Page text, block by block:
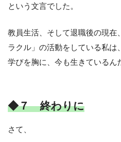
という文言でした。
教員生活、そして退職後の現在
ラクル」の活動をしている私は
学びを胸に、今も生きているん
◆７ 終わりに
さて、